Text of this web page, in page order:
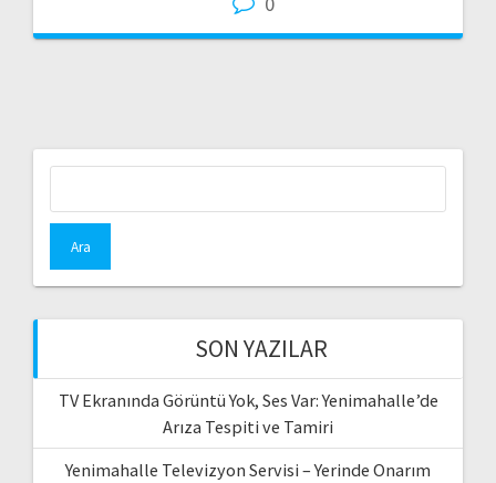
SON YAZILAR
TV Ekranında Görüntü Yok, Ses Var: Yenimahalle’de
Arıza Tespiti ve Tamiri
Yenimahalle Televizyon Servisi – Yerinde Onarım